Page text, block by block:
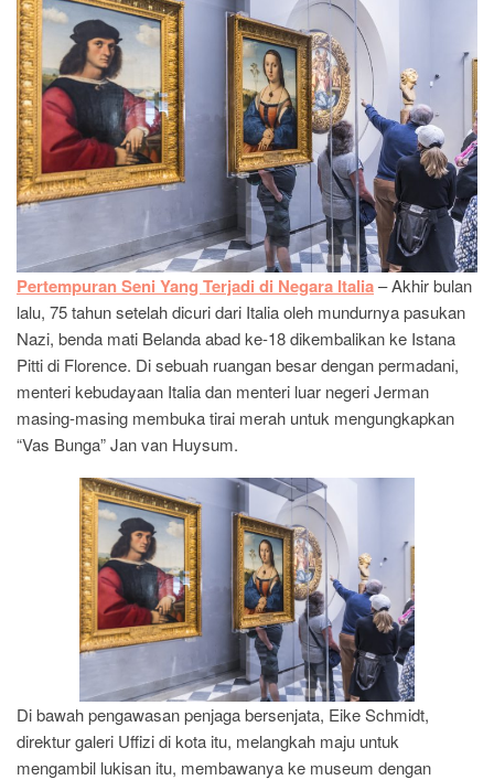
Negara
Italia
Pertempuran Seni Yang Terjadi di Negara Italia– Akhir bulan
lalu, 75 tahun setelah dicuri dari Italia oleh mundurnya pasukan
Nazi, benda mati Belanda abad ke-18 dikembalikan ke Istana
Pitti di Florence. Di sebuah ruangan besar dengan permadani,
menteri kebudayaan Italia dan menteri luar negeri Jerman
masing-masing membuka tirai merah untuk mengungkapkan
“Vas Bunga” Jan van Huysum.
Di bawah pengawasan penjaga bersenjata, Eike Schmidt,
direktur galeri Uffizi di kota itu, melangkah maju untuk
mengambil lukisan itu, membawanya ke museum dengan